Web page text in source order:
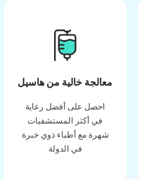
معالجة خالية من هاسيل
احصل على أفضل رعاية
في أكثر المستشفيات
شهرة مع أطباء ذوي خبرة
في الدولة